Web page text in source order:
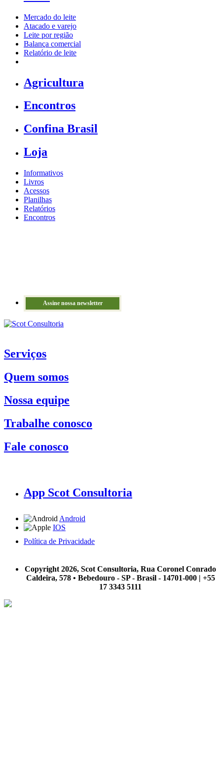
Mercado do leite
Atacado e varejo
Leite por região
Balança comercial
Relatório de leite
Agricultura
Encontros
Confina Brasil
Loja
Informativos
Livros
Acessos
Planilhas
Relatórios
Encontros
Assine nossa newsletter
Serviços
Quem somos
Nossa equipe
Trabalhe conosco
Fale conosco
App Scot Consultoria
Android
IOS
Política de Privacidade
Copyright 2026, Scot Consultoria, Rua Coronel Conrado
Caldeira, 578 • Bebedouro - SP - Brasil - 14701-000 | +55
17 3343 5111